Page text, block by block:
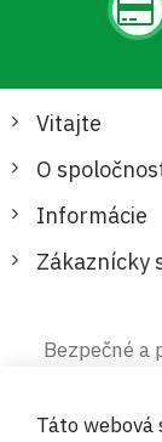
Vitajte
O
Informácie
Zákaznícky
Bezpečné a
Táto webová